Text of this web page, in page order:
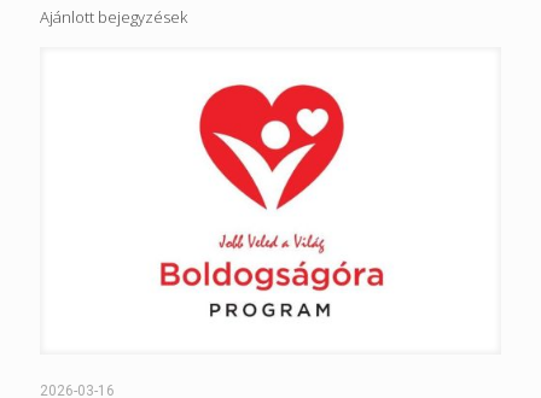
Ajánlott bejegyzések
2026-03-16